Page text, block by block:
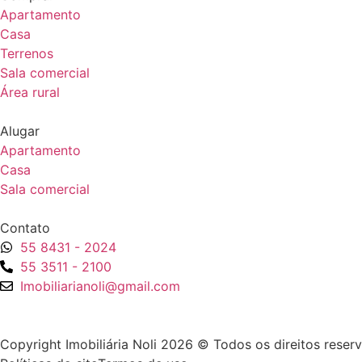
Apartamento
Casa
Terrenos
Sala comercial
Área rural
Alugar
Apartamento
Casa
Sala comercial
Contato
55 8431 - 2024
55 3511 - 2100
Imobiliarianoli@gmail.com
Copyright Imobiliária Noli 2026 © Todos os direitos